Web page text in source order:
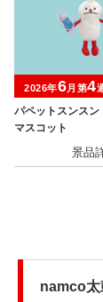
パペットスンス
マスコット
2026年6月第4
namco太